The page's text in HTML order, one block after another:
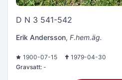
D N 3 541-542
Erik Andersson, F.hem.äg.
1900-07-15
1979-04-30
Gravsatt: -